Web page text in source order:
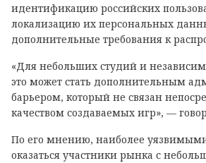
идентификацию российских
локализацию их персональных
дополнительные требования к
«Для небольших студий и
это может стать дополнительным
барьером, который не связан
качеством создаваемых игр», —
По его мнению, наиболее
оказаться участники рынка с